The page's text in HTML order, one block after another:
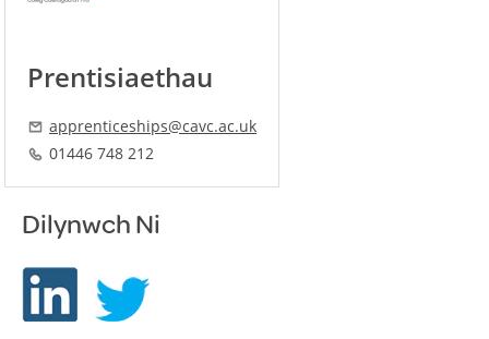
Prentisiaethau
apprenticeships@cavc.ac.uk
01446 748 212
Dilynwch Ni